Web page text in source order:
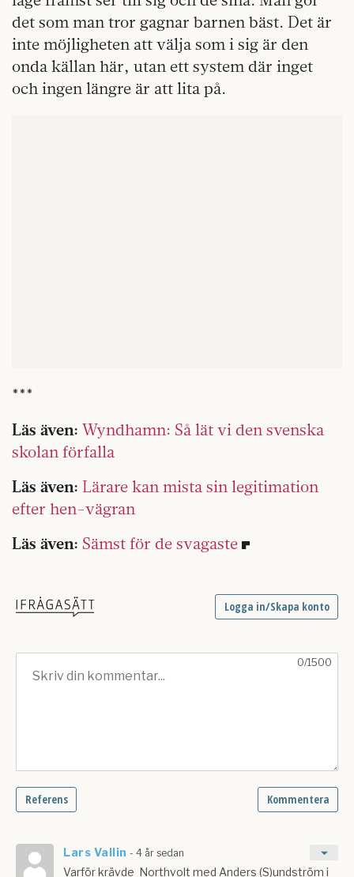
det som man tror gagnar barnen bäst. Det är
inte möjligheten att välja som i sig är den
onda källan här, utan ett system där inget
och ingen längre är att lita på.
***
Läs även: Wyndhamn: Så lät vi den svenska
skolan förfalla
Läs även: Lärare kan mista sin legitimation
efter hen-vägran
Läs även: Sämst för de svagaste